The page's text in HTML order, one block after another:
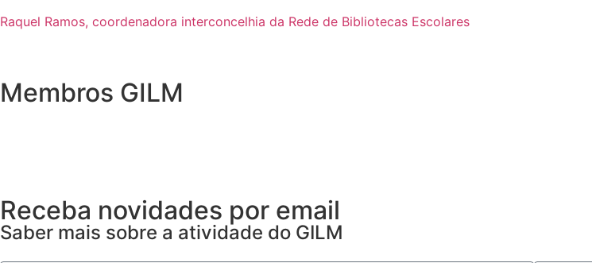
Raquel Ramos, coordenadora interconcelhia da Rede de Bibliotecas Escolares
Membros GILM
Receba novidades por email
Saber mais sobre a atividade do GILM